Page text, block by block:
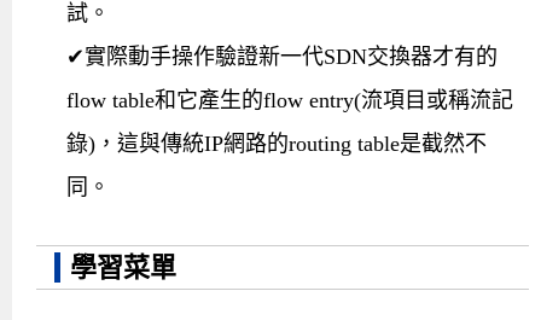
試。
✔實際動手操作驗證新一代SDN交換器才有的
flow table和它產生的flow entry(流項目或稱流記
錄)，這與傳統IP網路的routing table是截然不
同。
學習菜單